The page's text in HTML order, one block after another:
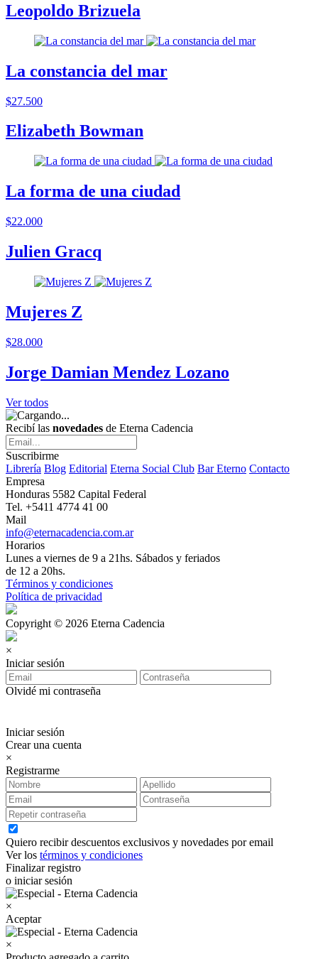
Leopoldo Brizuela
La constancia del mar
$27.500
Elizabeth Bowman
La forma de una ciudad
$22.000
Julien Gracq
Mujeres Z
$28.000
Jorge Damian Mendez Lozano
Ver todos
Recibí las novedades de Eterna Cadencia
Suscribirme
Librería Blog Editorial Eterna Social Club Bar Eterno Contacto
Empresa
Honduras 5582 Capital Federal
Tel. +5411 4774 41 00
Mail
info@eternacadencia.com.ar
Horarios
Lunes a viernes de 9 a 21hs. Sábados y feriados
de 12 a 20hs.
Términos y condiciones
Política de privacidad
Copyright © 2026 Eterna Cadencia
×
Iniciar sesión
Olvidé mi contraseña
Iniciar sesión
Crear una cuenta
×
Registrarme
Quiero recibir descuentos exclusivos y novedades por email
Ver los términos y condiciones
Finalizar registro
o iniciar sesión
×
Aceptar
×